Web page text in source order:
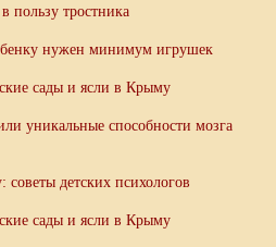
пользу тростника
нужен минимум игрушек
сады и ясли в Крыму
уникальные способности мозга
детских психологов
сады и ясли в Крыму